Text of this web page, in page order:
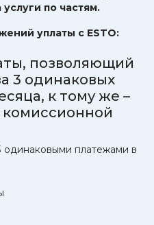
по частям.
уплаты с ESTO:
позволяющий
3 одинаковых
к тому же –
одинаковыми платежами в